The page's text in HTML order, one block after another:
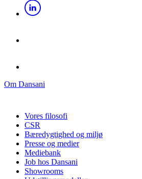
Om Dansani
Vores filosofi
CSR
Bæredygtighed og miljø
Presse og medier
Mediebank
Job hos Dansani
Showrooms